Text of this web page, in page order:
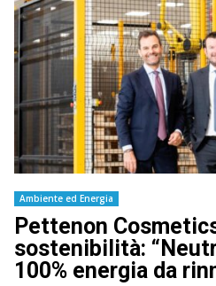
Ambiente ed Energia
Pettenon
sostenibilità:
100% energia da